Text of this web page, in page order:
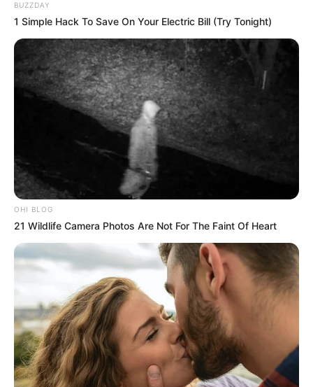
BUZZDAY
1 Simple Hack To Save On Your Electric Bill (Try Tonight)
OHI BLOG
21 Wildlife Camera Photos Are Not For The Faint Of Heart